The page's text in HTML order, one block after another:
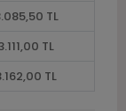
TL
TL
TL